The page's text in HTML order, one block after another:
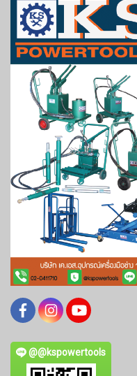
@@kspowertools